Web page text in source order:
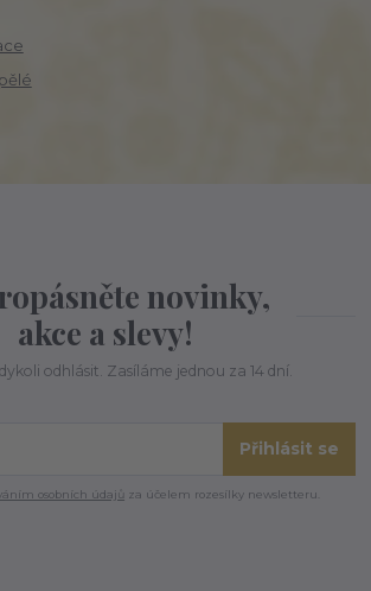
novinky,
akce a slevy!
odhlásit. Zasíláme jednou za 14 dní.
Přihlásit se
osobních údajů za účelem rozesílky newsletteru.